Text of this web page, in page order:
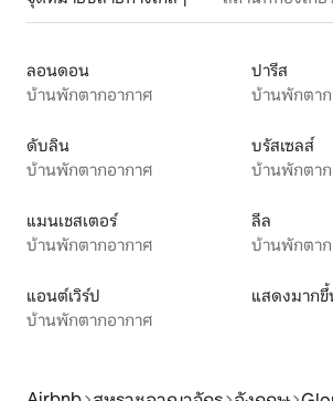
ลอนดอน
บ้านพักตากอากาศ
ปารีส
บ้านพักตาก
ดับลิน
บ้านพักตากอากาศ
บรัสเซลส์
บ้านพักตาก
แมนเชสเตอร์
บ้านพักตากอากาศ
ลีล
บ้านพักตาก
แอนต์เวิร์ป
บ้านพักตากอากาศ
แสดงมาก